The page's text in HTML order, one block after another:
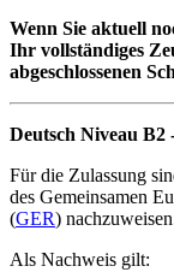
Wenn Sie aktuell
Ihr vollständiges
abgeschlossenen
Deutsch Niveau B2
Für die Zulassung
des Gemeinsamen
(GER)
Als Nachweis gilt: